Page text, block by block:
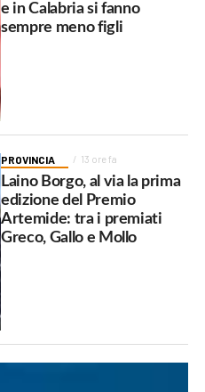
e in Calabria si fanno
sempre meno figli
PROVINCIA 13 ore fa
Laino Borgo, al via la prima
edizione del Premio
Artemide: tra i premiati
Greco, Gallo e Mollo